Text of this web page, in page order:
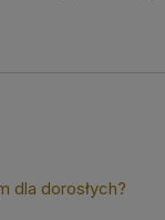
dla dorosłych?